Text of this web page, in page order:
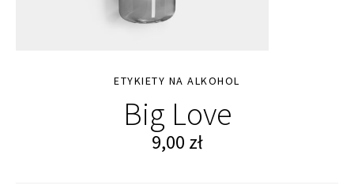
ETYKIETY NA ALKOHOL
Big Love
9,00 zł